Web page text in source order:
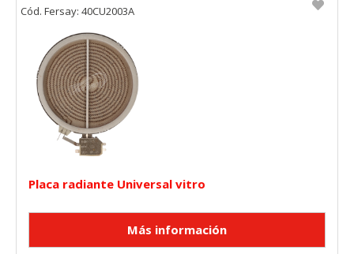
Placa radiante Universal vitro
Cód. Fersay: 40CU2003A